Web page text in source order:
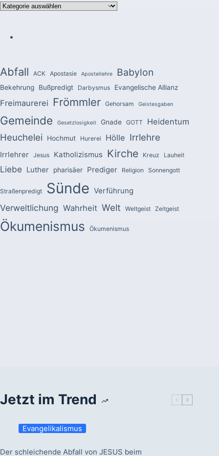
Kategorien
Abfall ACK Apostasie Apostellehre Babylon
Bekehrung Bußpredigt Darbysmus Evangelische Allianz
Freimaurerei Frömmler Gehorsam Geistesgaben
Gemeinde Gesetzlosigkeit Gnade GOTT Heidentum
Heuchelei Hochmut Hurerei Hölle Irrlehre
Irrlehrer Jesus Katholizismus Kirche Kreuz Lauheit
Liebe Luther pharisäer Prediger Religion Sonnengott
Straßenpredigt Sünde Verführung
Verweltlichung Wahrheit Welt Weltgeist Zeitgeist
Ökumenismus Ökumenismus
Jetzt im Trend
Evangelikalismus
Der schleichende Abfall von JESUS beim